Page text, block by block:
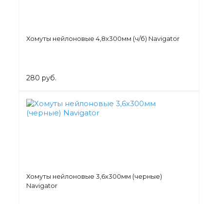
Хомуты нейлоновые 4,8х300мм (ч/б) Navigator
280 руб.
Хомуты нейлоновые 3,6х300мм (черные)
Navigator